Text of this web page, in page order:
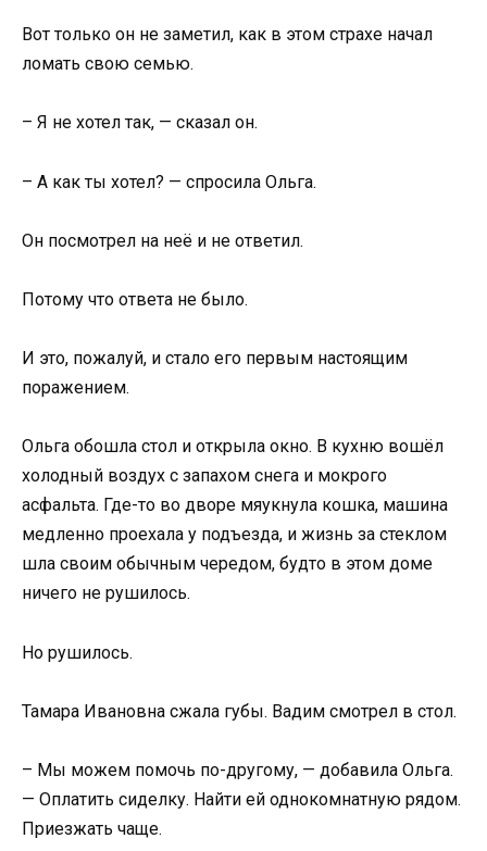
Вот только он не заметил, как в этом страхе начал
ломать свою семью.
– Я не хотел так, — сказал он.
– А как ты хотел? — спросила Ольга.
Он посмотрел на неё и не ответил.
Потому что ответа не было.
И это, пожалуй, и стало его первым настоящим
поражением.
Ольга обошла стол и открыла окно. В кухню вошёл
холодный воздух с запахом снега и мокрого
асфальта. Где-то во дворе мяукнула кошка, машина
медленно проехала у подъезда, и жизнь за стеклом
шла своим обычным чередом, будто в этом доме
ничего не рушилось.
Но рушилось.
Тамара Ивановна сжала губы. Вадим смотрел в стол.
– Мы можем помочь по-другому, — добавила Ольга.
— Оплатить сиделку. Найти ей однокомнатную рядом.
Приезжать чаще.